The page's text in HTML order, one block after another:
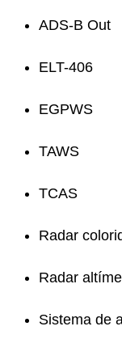
ADS-B Out
ELT-406
EGPWS
TAWS
TCAS
Radar
Radar
Sistema de